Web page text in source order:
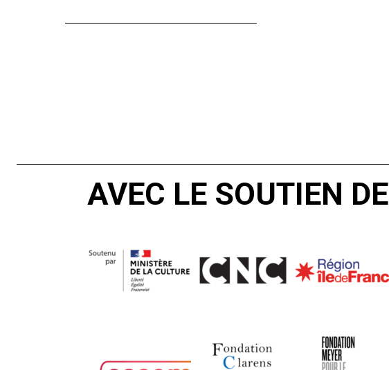
AVEC LE SOUTIEN DE